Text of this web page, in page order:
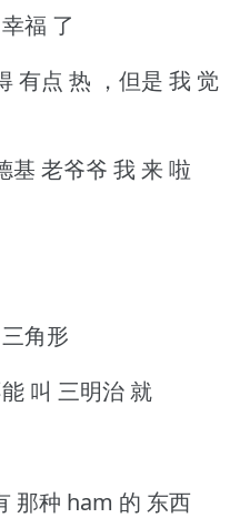
福 了
有点 热 ，但是 我 觉
基 老爷爷 我 来 啦
角形
叫 三明治 就
那种 ham 的 东西